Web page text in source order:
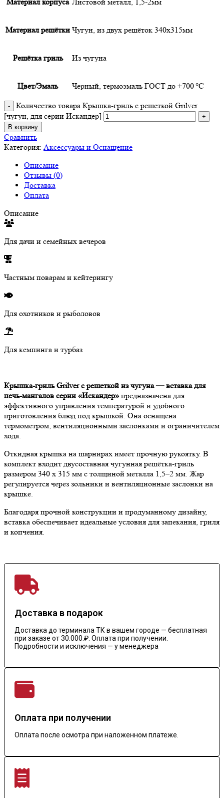
Материал корпуса Листовой металл, 1,5-2мм
Материал решётки Чугун, из двух решёток 340х315мм
Решётка гриль Из чугуна
Цвет/Эмаль Черный, термоэмаль ГОСТ до +700 °C
Количество товара Крышка-гриль с решеткой Grilver
[чугун, для серии Искандер]
В корзину
Сравнить
Категория: Аксессуары и Оснащение
Описание
Отзывы (0)
Доставка
Оплата
Описание
Для дачи и семейных вечеров
Частным поварам и кейтерингу
Для охотников и рыболовов
Для кемпинга и турбаз
Крышка-гриль Grilver с решеткой из чугуна —вставка для
печь-мангалов серии «Искандер» предназначена для
эффективного управления температурой и удобного
приготовления блюд под крышкой. Она оснащена
термометром, вентиляционными заслонками и ограничителем
хода.
Откидная крышка на шарнирах имеет прочную рукоятку. В
комплект входит двусоставная чугунная решётка-гриль
размером 340 х 315 мм с толщиной металла 1,5–2 мм. Жар
регулируется через зольники и вентиляционные заслонки на
крышке.
Благодаря прочной конструкции и продуманному дизайну,
вставка обеспечивает идеальные условия для запекания, гриля
и копчения.
Доставка в подарок
Доставка до терминала ТК в вашем городе — бесплатная
при заказе от 30.000.₽. Оплата при получении.
Подробности и исключения — у менеджера
Оплата при получении
Оплата после осмотра при наложенном платеже.